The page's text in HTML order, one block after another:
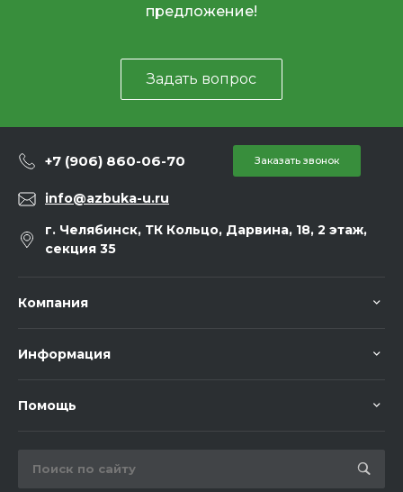
предложение!
Задать вопрос
+7 (906) 860-06-70 Заказать звонок
info@azbuka-u.ru
г. Челябинск, ТК Кольцо, Дарвина, 18, 2 этаж,
секция 35
Компания
Информация
Помощь